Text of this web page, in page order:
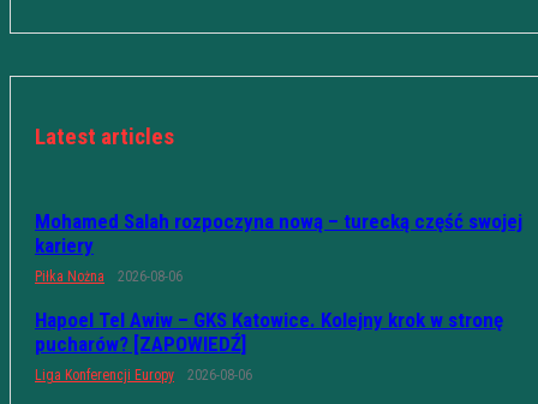
Latest articles
Mohamed Salah rozpoczyna nową – turecką część swojej
kariery
Piłka Nożna 2026-08-06
Hapoel Tel Awiw – GKS Katowice. Kolejny krok w stronę
pucharów? [ZAPOWIEDŹ]
Liga Konferencji Europy 2026-08-06